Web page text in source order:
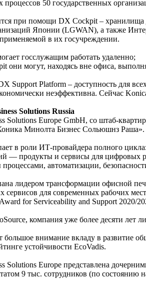
процессов 50 государственных
при помощи DX Cockpit – хранилища
Японии (LGWAN), а также
в их госучреждении.
госслужащим работать удаленно;
могут, находясь вне офиса,
Support Platform – доступность для
неэффективна. Сейчас
Solutions Russia
Solutions Europe GmbH, со штаб-
Минолта Бизнес Сольюшнз Раша».
в роли ИТ-провайдера полного
— продукты и сервисы для цифровых
автоматизации,
лидером трансформации офисной
сервисов для современных рабочих
for Serviceability and Support
компания уже более десяти лет
большое внимание вкладу в развитие
устойчивости EcoVadis.
Solutions Europe представлена
9 тыс. сотрудников (по состоянию